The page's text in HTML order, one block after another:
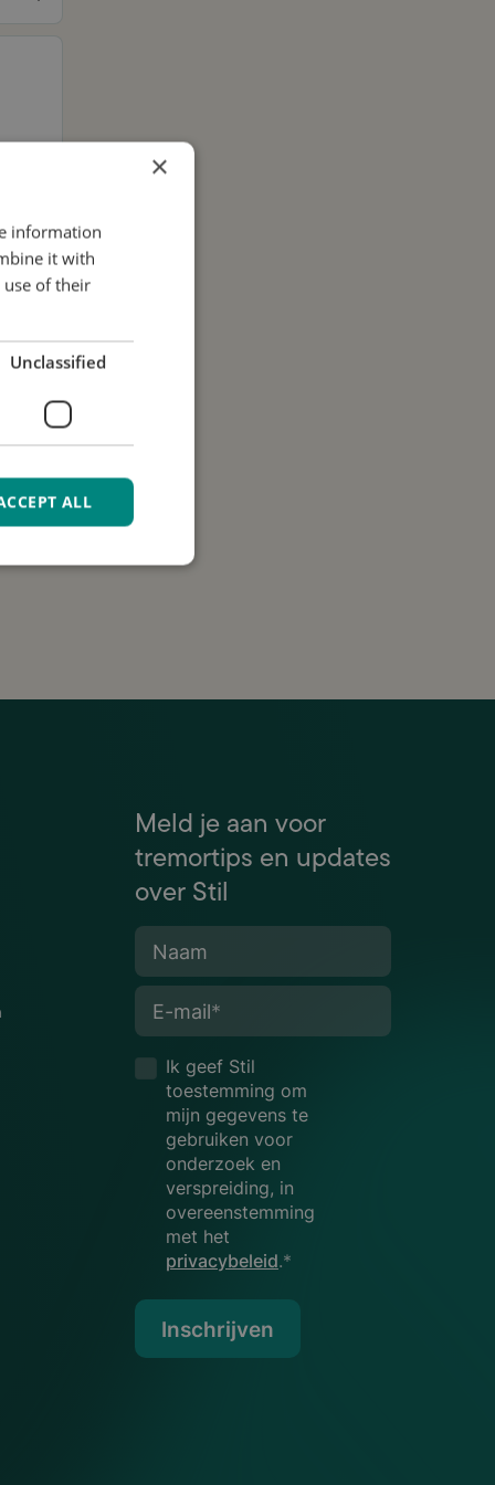
Meld je aan voor
tremortips en updates
over Stil
Naam
E-mail*
Ik geef Stil
toestemming om
mijn gegevens te
gebruiken voor
onderzoek en
verspreiding, in
overeenstemming
met het
privacybeleid.*
Inschrijven
×
information
it with
of their
Unclassified
ALL